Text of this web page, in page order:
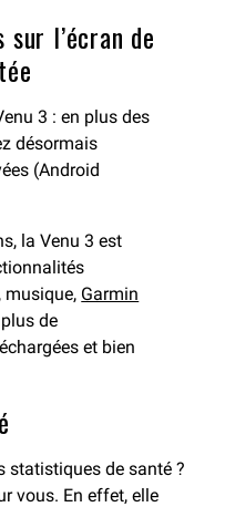
l’écran de
3 : en plus des
désormais
(Android
la Venu 3 est
, musique, Garmin
de
et bien
statistiques de santé ?
vous. En effet, elle